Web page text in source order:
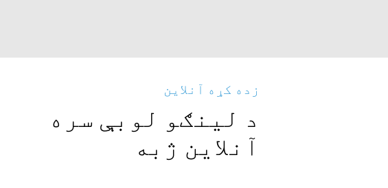
زده کړه آنلاین
د لینګو لوبې سره
آنلاین ژبه